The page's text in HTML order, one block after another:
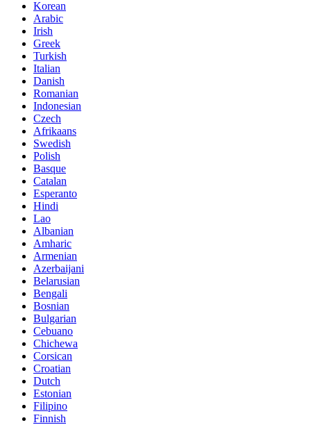
Korean
Arabic
Irish
Greek
Turkish
Italian
Danish
Romanian
Indonesian
Czech
Afrikaans
Swedish
Polish
Basque
Catalan
Esperanto
Hindi
Lao
Albanian
Amharic
Armenian
Azerbaijani
Belarusian
Bengali
Bosnian
Bulgarian
Cebuano
Chichewa
Corsican
Croatian
Dutch
Estonian
Filipino
Finnish